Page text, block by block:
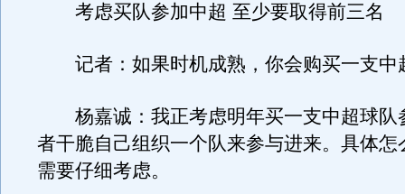
考虑买队参加中超 至少要取得前三名
记者：如果时机成熟，你会购买一支中
杨嘉诚：我正考虑明年买一支中超球队
者干脆自己组织一个队来参与进来。具体怎
需要仔细考虑。